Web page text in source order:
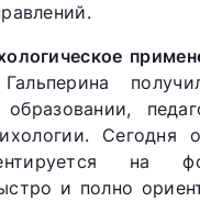
Сегодня
на
и полно